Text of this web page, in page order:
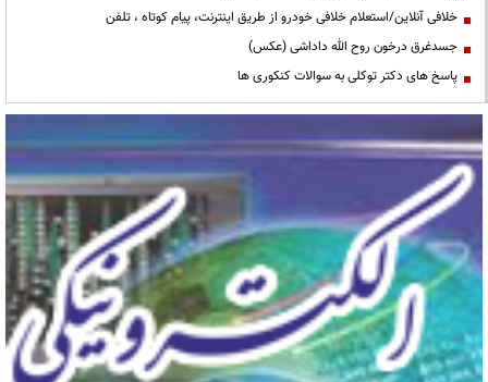
خلافی آنلاین/استعلام خلافی خودرو از طریق اینترنت، پیام کوتاه ، تلفن
جسدغرق درخون روح الله داداشی (عکس)
پاسخ های دکتر توکلی به سوالات کنکوری ها